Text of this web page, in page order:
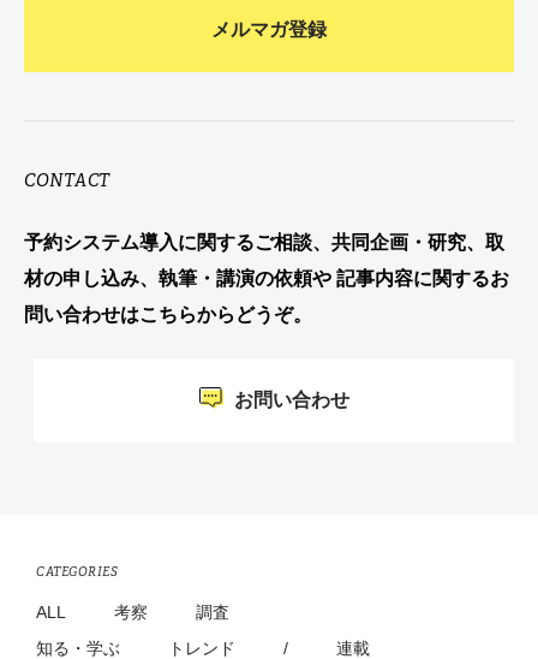
メルマガ登録
CONTACT
予約システム導入に関するご相談、共同企画・研究、取
材の申し込み、執筆・講演の依頼や 記事内容に関するお
問い合わせはこちらからどうぞ。
お問い合わせ
CATEGORIES
ALL 考察
調査
知る・学ぶ
トレンド / 連載